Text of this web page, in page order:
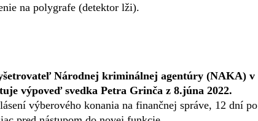
na polygrafe (detektor lži).
Národnej kriminálnej agentúry (NAKA) v
výpoveď svedka Petra Grinča z 8.júna 2022.
výberového konania na finančnej správe, 12 dní po